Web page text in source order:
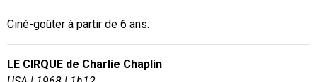
Ciné-goûter à partir de 6 ans.
LE CIRQUE de Charlie Chaplin